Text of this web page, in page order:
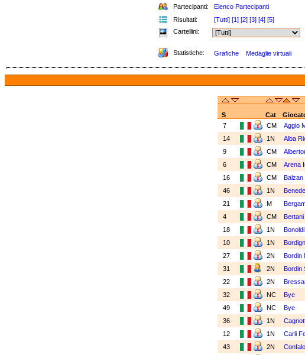
Partecipanti: Elenco Partecipanti
Risultati:
[Tutti] [1] [2] [3] [4] [5]
Cartellini:
Statistiche: Grafiche Medaglie virtuali
S
Cat
7
CM Aggio
14
1N Alba
9
CM
6
CM Arena
16
CM Balzan
46
1N
21
M
4
CM
18
1N
10
1N
27
2N Bordin
31
2N Bordin
22
2N
32
NC Bye
49
NC Bye
36
1N
12
1N Carli
43
2N